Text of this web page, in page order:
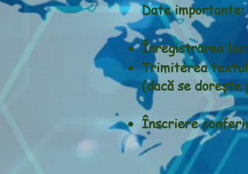
Date importante:
Înregistrarea
Trimiterea
(dacă se
Înscriere